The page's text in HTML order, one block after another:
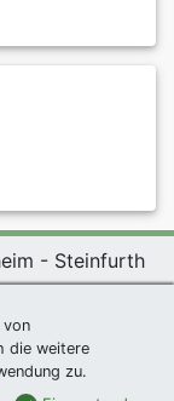
- Steinfurth
Imprint
von
die weitere
zu.